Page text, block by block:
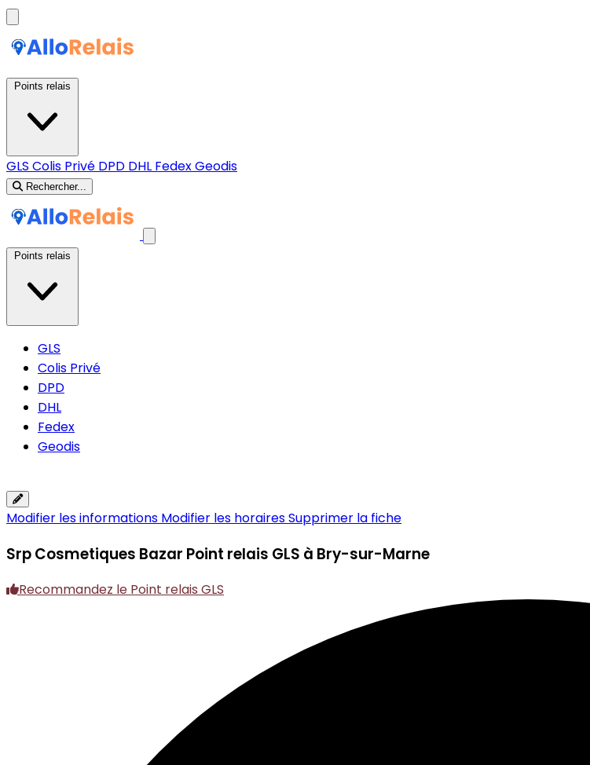
GLS Colis Privé DPD DHL FedexGeodis
Rechercher...
GLS
Colis Privé
DPD
DHL
Fedex
Geodis
Modifier les informations Modifier les horairesSupprimer la fiche
Srp Cosmetiques Bazar Point relais GLS à Bry-sur-Marne
Recommandez le Point relais GLS